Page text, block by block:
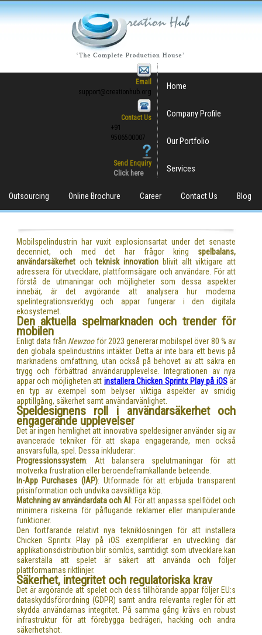
Email
support@creationhub.org
Contact Us
+91
9506500007
Send Enquiry
Click here
Home
Company Profile
Our Portfolio
Services
Outsourcing Online Brochure Career Contact Us Blog
Mobilspelindustrin har vuxit explosionsartat under det senaste
decenniet, och med det har frågor kring spelbalans,
användarsäkerhetochteknisk innovation blivit allt viktigare att
adressera för utvecklare, plattformsägare och användare. För att
förstå de utmaningar och möjligheter som dessa aspekter
innebär, är det avgörande att analysera hur moderna
spelintegrationsverktyg och appar fungerar i den digitala
ekosystemet.
Den aktuella spelmarknaden och trender för
mobilen
Enligt data från Newzooför 2023 genererar mobilspel över 80 % av
den globala spelindustrins intäkter. Detta är inte bara ett bevis på
marknadens omfattning, utan också på behovet av att säkra en
trygg och förbättrad användarupplevelse. Integrationen av nya
appar och möjligheten att installera Chicken Sprintx Play på iOSär
en typ av exempel som belyser viktiga aspekter av smidig
apptillgång, säkerhet samt användarvänlighet.
Speldesignens roll i användarsäkerhet och
engagerande upplevelser
Det är ingen hemlighet att innovativa speldesigner använder sig av
avancerade tekniker för att skapa engagerande, men också
ansvarsfulla, spel. Dessa inkluderar:
Progressionssystem: Att balansera spelutmaningar för att
motverka frustration eller beroendeframkallande beteende.
In-App Purchases (IAP): Utformade för att erbjuda transparent
prisinformation och undvika oavsiktliga köp.
Matchning av användardata och AI : För att anpassa spelflödet och
minimera riskerna för påflugande reklamer eller manipulerande
funktioner.
Den fortfarande relativt nya tekniklösningen för att installera
Chicken Sprintx Play på iOS exemplifierar en utveckling där
applikationsdistribution blir sömlös, samtidigt som utvecklare kan
säkerställa att spelet är säkert att använda och följer
plattformarnas riktlinjer.
Säkerhet, integritet och regulatoriska krav
Det är avgörande att spelet och dess tillhörande appar följer EU:s
dataskyddsförordning (GDPR) samt andra relevanta regler för att
skydda användarnas integritet. På samma gång krävs en robust
infrastruktur för att förebygga bedrägeri, hacking och andra
säkerhetshot.